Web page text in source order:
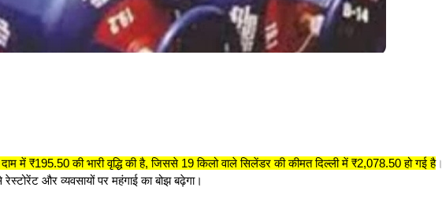
₹195.50 की भारी वृद्धि की है, जिससे 19 किलो वाले सिलेंडर की कीमत दिल्ली में ₹2,078.50 हो गई है।
और व्यवसायों पर महंगाई का बोझ बढ़ेगा।